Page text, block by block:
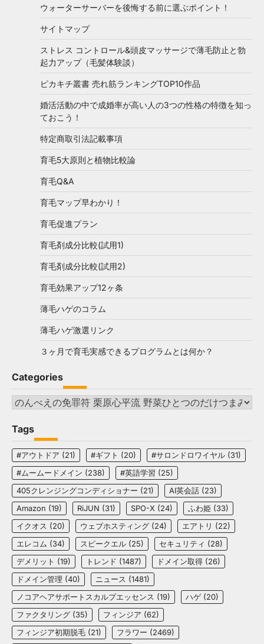
ウォーターサーバーを後悔する前に選ぶポイント！
サイトマップ
ストレス コントロール&頭皮マッサージで薄毛防止と勃
起力アップ（毛髪体験談）
ピカキチ叢書 売れ筋ランキングTOP10作品
婚活活動の中で成婚率が高い人の3つの性格の特徴を知っ
ておこう！
特定商取引法記載事項
育毛5大原則と植物比較論
育毛Q&A
育毛マップ早わかり！
育毛促進プラン
育毛剤成分比較(試用1)
育毛剤成分比較(試用2)
育毛効果アップ12ヶ条
薄毛ハゲのコラム
薄毛ハゲ激選リンク
３ヶ月で育毛実感できるプログラムとは何か？
Categories
Categories
Tags
#アウトドア (21) #ギフト (20) #サロンドロワイヤル (31)
#ムームードメイン (238) #英語学習 (25)
405クレンジングコンディショナー (21) AI英会話 (23)
Amazon (19) RiJUN (31) SPO-X (24) ふわ姫 (33)
イクオス (20) ウェブホスティング (24) エアトリ (22)
エレコム (34) スピークエル (25) セキュリティ (28)
デメリット (19) トレンド (1487) ドメイン取得 (26)
ドメイン管理 (40) ニュース (1481)
ノコアヘアサポートスカルプエッセンス (19) ハゲ (20)
ファクタリング (35) フィンジア (62)
フィンジア初期脱毛 (21) フラワー (2469)